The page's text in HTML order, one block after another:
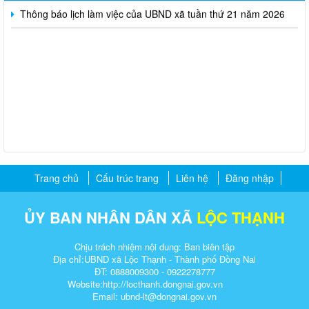
Thông báo lịch làm việc của UBND xã tuần thứ 21 năm 2026
Trang chủ Cấu trúc trang Liên hệ Đăng nhập
ỦY BAN NHÂN DÂN XÃ LỘC THẠNH
Chịu trách nhiệm nội dung: Ban biên tập
Địa chỉ:UBND xã Lộc Thạnh - Thành phố Đồng Nai
ĐT: 0888009300 - 0922278777
Website:http://locthanh.dongnai.gov.vn
Email: ubnd-lt@dongnai.gov.vn​